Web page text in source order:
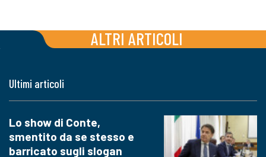
ALTRI ARTICOLI
Ultimi articoli
Lo show di Conte,
smentito da se stesso e
barricato sugli slogan